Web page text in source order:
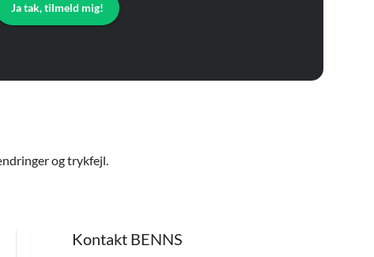
Ja tak, tilmeld mig!
og trykfejl.
Kontakt BENNS